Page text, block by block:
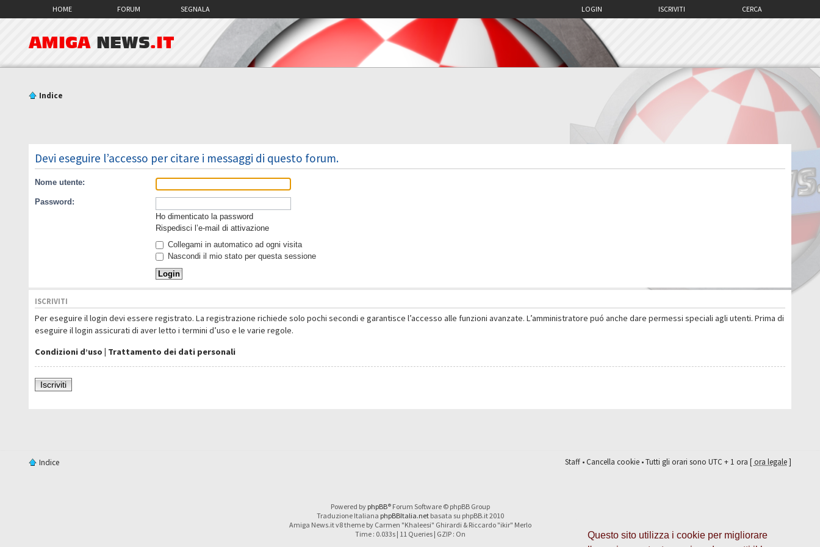
Questo sito utilizza i cookie per migliorare
HOME FORUM SEGNALA CERCA
ISCRIVITI
LOGIN
AMIGA NEWS.IT
Indice
Devi eseguire l’accesso per citare i messaggi di questo forum.
Nome utente:
Password:
Ho dimenticato la password
Rispedisci l’e-mail di attivazione
Collegami in automatico ad ogni visita
Nascondi il mio stato per questa sessione
ISCRIVITI
Per eseguire il login devi essere registrato. La registrazione richiede solo pochi secondi e garantisce l’accesso alle funzioni avanzate. L’amministratore puó anche dare permessi speciali agli utenti. Prima di
eseguire il login assicurati di aver letto i termini d’uso e le varie regole.
Condizioni d’uso | Trattamento dei dati personali
Iscriviti
Indice Staff•Cancella cookie• Tutti gli orari sono UTC + 1 ora [ora legale]
Powered by phpBB® Forum Software © phpBB Group
Traduzione Italiana phpBBItalia.netbasata su phpBB.it 2010
Amiga News.it v8 theme by Carmen "Khaleesi" Ghirardi & Riccardo "ikir" Merlo
Time : 0.033s | 11 Queries | GZIP : On